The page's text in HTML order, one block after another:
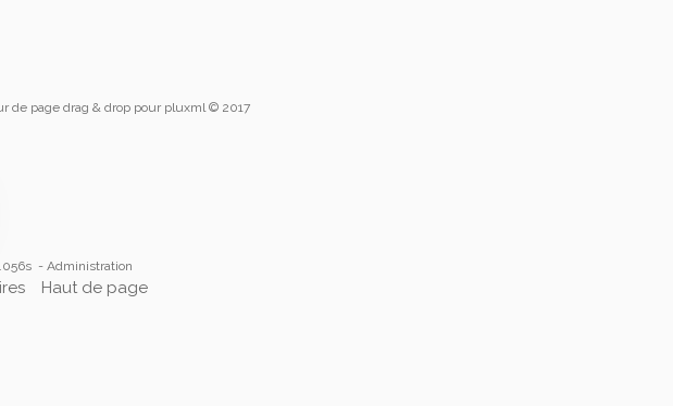
de page drag & drop pour pluxml © 2017
- Administration
Haut de page